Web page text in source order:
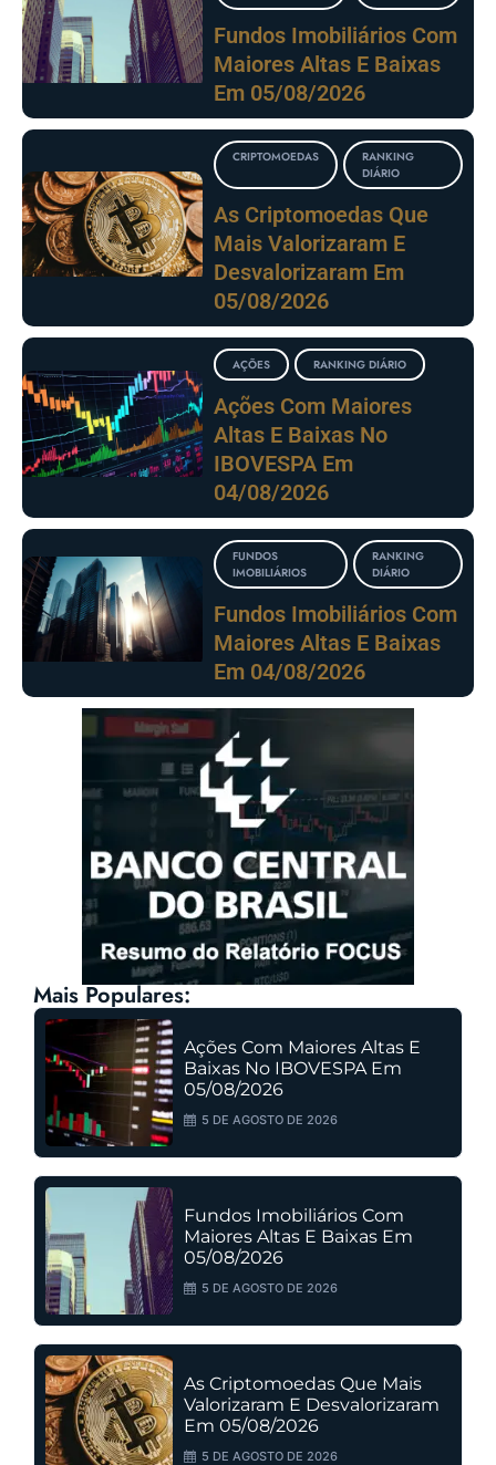
Fundos Imobiliários Com
Maiores Altas E Baixas
Em 05/08/2026
CRIPTOMOEDAS
RANKING
DIÁRIO
As Criptomoedas Que
Mais Valorizaram E
Desvalorizaram Em
05/08/2026
AÇÕES RANKING DIÁRIO
Ações Com Maiores
Altas E Baixas No
IBOVESPA Em
04/08/2026
FUNDOS
IMOBILIÁRIOS
RANKING
DIÁRIO
Fundos Imobiliários Com
Maiores Altas E Baixas
Em 04/08/2026
Mais Populares:
Ações Com Maiores Altas E
Baixas No IBOVESPA Em
05/08/2026
5 DE AGOSTO DE 2026
Fundos Imobiliários Com
Maiores Altas E Baixas Em
05/08/2026
5 DE AGOSTO DE 2026
As Criptomoedas Que Mais
Valorizaram E Desvalorizaram
Em 05/08/2026
5 DE AGOSTO DE 2026